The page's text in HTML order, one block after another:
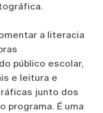
a literacia
público escolar,
e leitura e
junto dos
programa. É uma